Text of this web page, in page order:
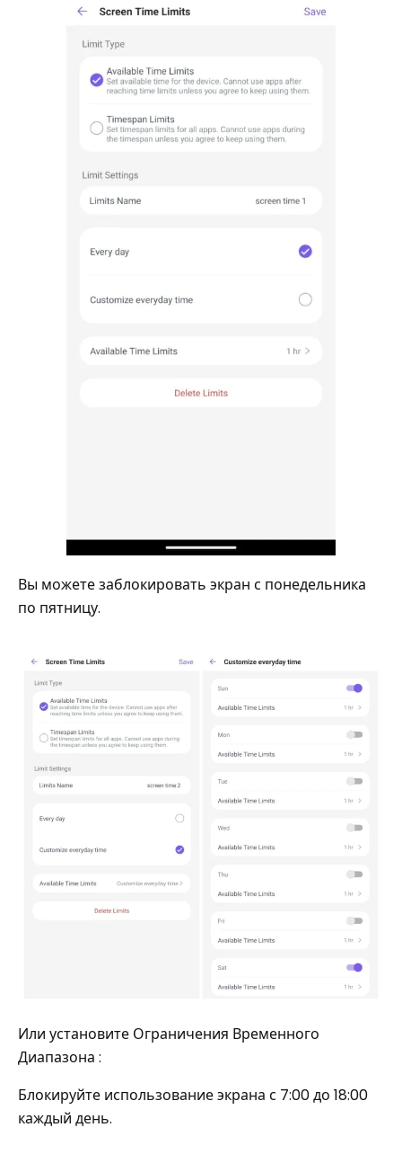
Вы можете заблокировать экран с понедельника
по пятницу.
Или установите Ограничения Временного
Диапазона :
Блокируйте использование экрана с 7:00 до 18:00
каждый день.